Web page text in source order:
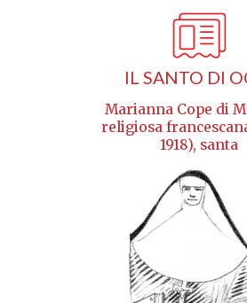
IL SANTO DI
Marianna Cope di
religiosa
1918), santa